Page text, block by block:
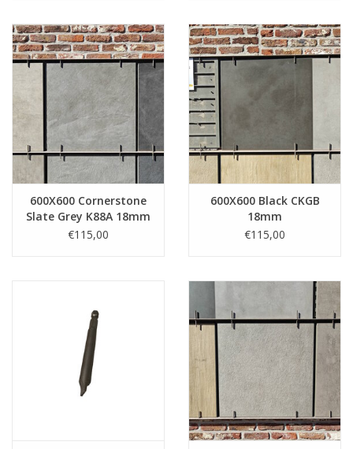
600X600 Cornerstone
Slate Grey K88A 18mm
€115,00
600X600 Black CKGB
18mm
€115,00